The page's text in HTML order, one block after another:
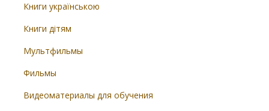
Книги українською
Книги дітям
Мультфильмы
Фильмы
Видеоматериалы для обучения